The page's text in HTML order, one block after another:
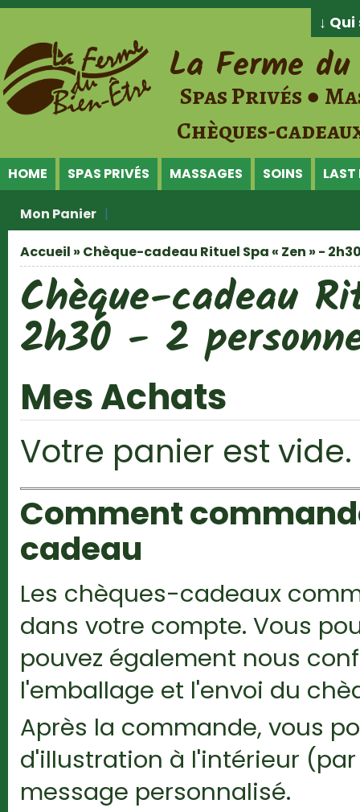
Jump to Content
↓
La Ferme
Spas Privés ●
Chèques-
HOME SPAS PRIVÉS MASSAGES SOINS LAST
Mon Panier
Vous êtes ici
Accueil » Chèque-cadeau Rituel Spa « Zen » -
Chèque-cadeau
2h30 - 2
Mes Achats
Votre panier est vide.
Comment
cadeau
Les chèques-cadeaux
dans votre compte. Vous
pouvez également nous
l'emballage et l'envoi du
Après la commande, vous
d'illustration à l'intérieur
message personnalisé.